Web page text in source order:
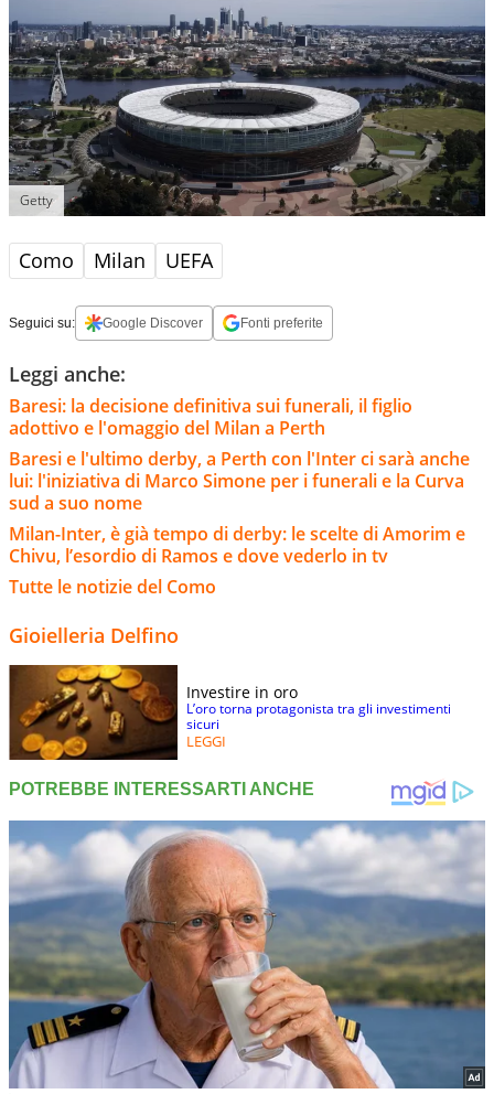
Getty
Como Milan UEFA
Seguici su: Google Discover Fonti preferite
Leggi anche:
Baresi: la decisione definitiva sui funerali, il figlio
adottivo e l'omaggio del Milan a Perth
Baresi e l'ultimo derby, a Perth con l'Inter ci sarà anche
lui: l'iniziativa di Marco Simone per i funerali e la Curva
sud a suo nome
Milan-Inter, è già tempo di derby: le scelte di Amorim e
Chivu, l’esordio di Ramos e dove vederlo in tv
Tutte le notizie del Como
Gioielleria Delfino
Investire in oro
L’oro torna protagonista tra gli investimenti
sicuri
LEGGI